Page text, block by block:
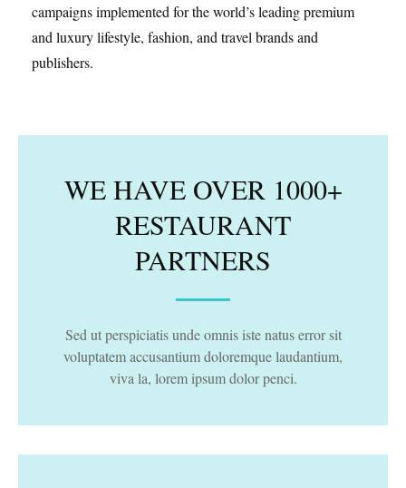
campaigns implemented for the world’s leading premium
and luxury lifestyle, fashion, and travel brands and
publishers.
WE HAVE OVER 1000+
RESTAURANT
PARTNERS
Sed ut perspiciatis unde omnis iste natus error sit
voluptatem accusantium doloremque laudantium,
viva la, lorem ipsum dolor penci.